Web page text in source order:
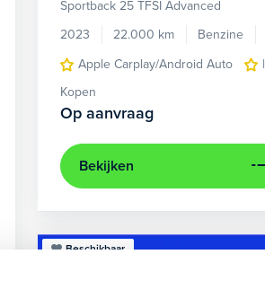
Sportback 25 TFSI Advanced
2023
22.000 km Benzine
Apple Carplay/Android Auto
Kopen
Op aanvraag
Bekijken
Beschikbaar